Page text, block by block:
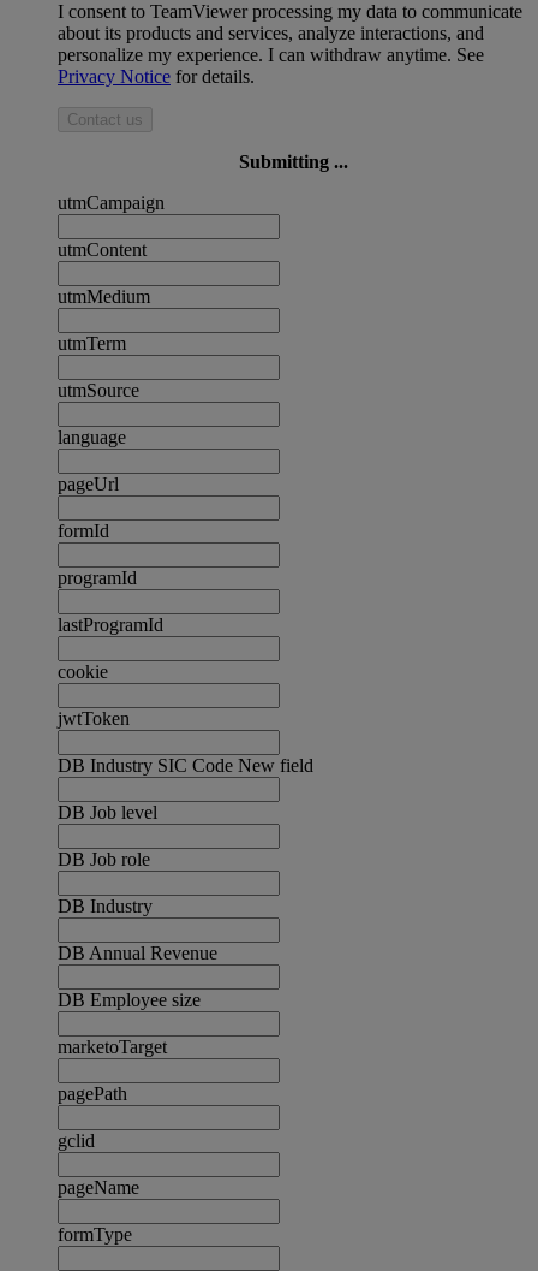
I consent to TeamViewer processing my data to communicate
about its products and services, analyze interactions, and
personalize my experience. I can withdraw anytime. See
Privacy Notice for details.
Contact us
Submitting ...
utmCampaign
utmContent
utmMedium
utmTerm
utmSource
language
pageUrl
formId
programId
lastProgramId
cookie
jwtToken
DB Industry SIC Code New field
DB Job level
DB Job role
DB Industry
DB Annual Revenue
DB Employee size
marketoTarget
pagePath
gclid
pageName
formType